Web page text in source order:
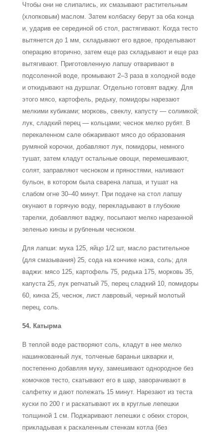
Чтобы они не слипались, их смазывают растительным
(хлопковым) маслом. Затем колбаску берут за оба конца
и, ударив ее серединой об стол, растягивают. Когда тесто
вытянется до 1 мм, складывают его вдвое, проделывают
операцию вторично, затем еще раз складывают и еще раз
вытягивают. Приготовленную лапшу отваривают в
подсоленной воде, промывают 2–3 раза в холодной воде
и откидывают на дуршлаг. Отдельно готовят ваджу. Для
этого мясо, картофель, редьку, помидоры нарезают
мелкими кубиками; морковь, свеклу, капусту — солимкой;
лук, сладкий перец — кольцами; чеснок мелко рубят. В
перекаленном сале обжаривают мясо до образования
румяной корочки, добавляют лук, помидоры, немного
тушат, затем кладут остальные овощи, перемешивают,
солят, заправляют чесноком и пряностями, наливают
бульон, в котором была сварена лапша, и тушат на
слабом огне 30–40 минут. При подаче на стол лапшу
окунают в горячую воду, перекладывают в глубокие
тарелки, добавляют ваджу, посыпают мелко нарезанной
зеленью кинзы и рубленым чесноком.
Для лапши: мука 125, яйцо 1/2 шт, масло растительное
(для смазывания) 25, сода на кончике ножа, соль; для
ваджи: мясо 125, картофель 75, редька 175, морковь 35,
капуста 25, лук репчатый 75, перец сладкий 10, помидоры
60, кинза 25, чеснок, лист лавровый, черный молотый
перец, соль.
54. Катырма
В теплой воде растворяют соль, кладут в нее мелко
нашинкованный лук, толченые бараньи шкварки и,
постепенно добавляя муку, замешивают однородное без
комочков тесто, скатывают его в шар, заворачивают в
салфетку и дают полежать 15 минут. Нарезают из теста
куски по 200 г и раскатывают их в круглые лепешки
толщиной 1 см. Поджаривают лепешки с обеих сторон,
прикладывая к раскаленным стенкам котла (без